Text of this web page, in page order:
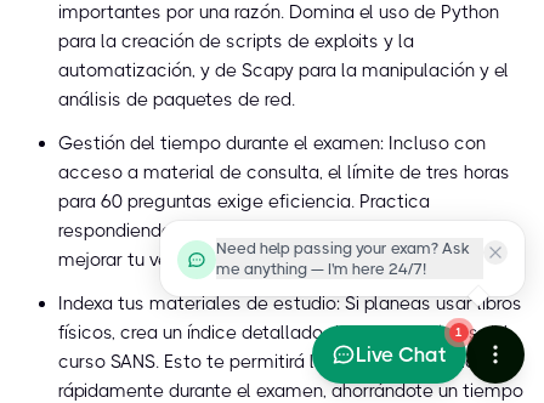
importantes por una razón. Domina el uso de Python
para la creación de scripts de exploits y la
automatización, y de Scapy para la manipulación y el
análisis de paquetes de red.
Gestión del tiempo durante el examen: Incluso con
acceso a material de consulta, el límite de tres horas
para 60 preguntas exige eficiencia. Practica
respondiendo preguntas bajo presión de tiempo para
mejorar tu velocidad y capacidad de decisión.
Indexa tus materiales de estudio: Si planeas usar libros
físicos, crea un índice detallado de tus materiales del
curso SANS. Esto te permitirá localizar información
rápidamente durante el examen, ahorrándote un tiempo
Need help passing your exam? Ask
me anything — I'm here 24/7!
1
Live Chat